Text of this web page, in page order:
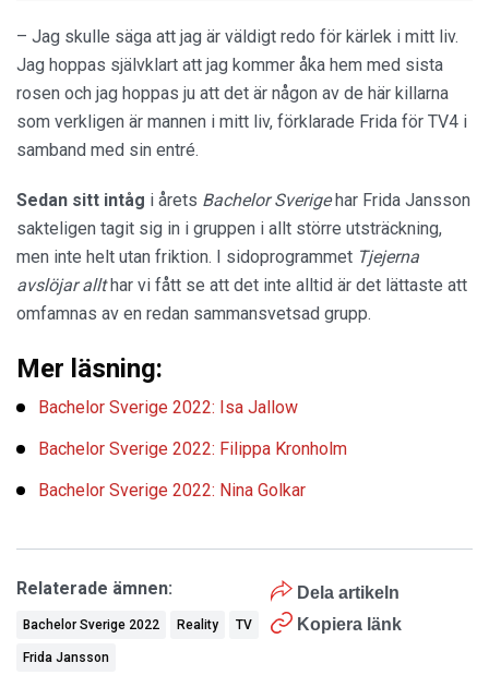
– Jag skulle säga att jag är väldigt redo för kärlek i mitt liv.
Jag hoppas självklart att jag kommer åka hem med sista
rosen och jag hoppas ju att det är någon av de här killarna
som verkligen är mannen i mitt liv, förklarade Frida för TV4 i
samband med sin entré.
Sedan sitt intåg i årets Bachelor Sverigehar Frida Jansson
sakteligen tagit sig in i gruppen i allt större utsträckning,
men inte helt utan friktion. I sidoprogrammet Tjejerna
avslöjar allthar vi fått se att det inte alltid är det lättaste att
omfamnas av en redan sammansvetsad grupp.
Mer läsning:
Bachelor Sverige 2022: Isa Jallow
Bachelor Sverige 2022: Filippa Kronholm
Bachelor Sverige 2022: Nina Golkar
Dela artikeln
Kopiera länk
Relaterade ämnen:
Bachelor Sverige 2022 Reality TV
Frida Jansson